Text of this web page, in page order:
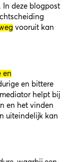
. In deze blogpost
vooruit kan
en
en bittere
helpt bij
en het vinden
uiteindelijk kan